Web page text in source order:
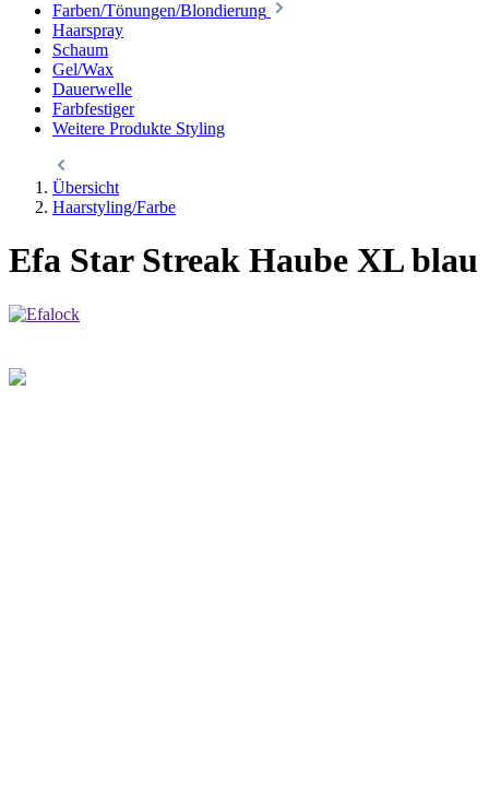
Farben/Tönungen/Blondierung
Haarspray
Schaum
Gel/Wax
Dauerwelle
Farbfestiger
Weitere Produkte Styling
Übersicht
Haarstyling/Farbe
Efa Star Streak Haube XL blau